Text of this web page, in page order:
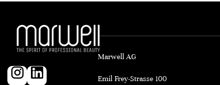
Marwell AG
Emil Frey-Strasse 100